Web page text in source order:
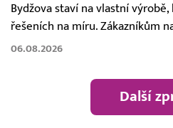
Bydžova staví na vlastní
řešeních na míru. Zákazníkům
06.08.2026
Další